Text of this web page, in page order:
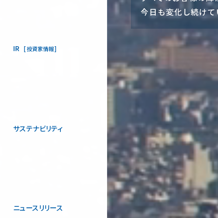
IR 投資家情報
サステナビリティ
ニュースリリース
今日も変化し続けて